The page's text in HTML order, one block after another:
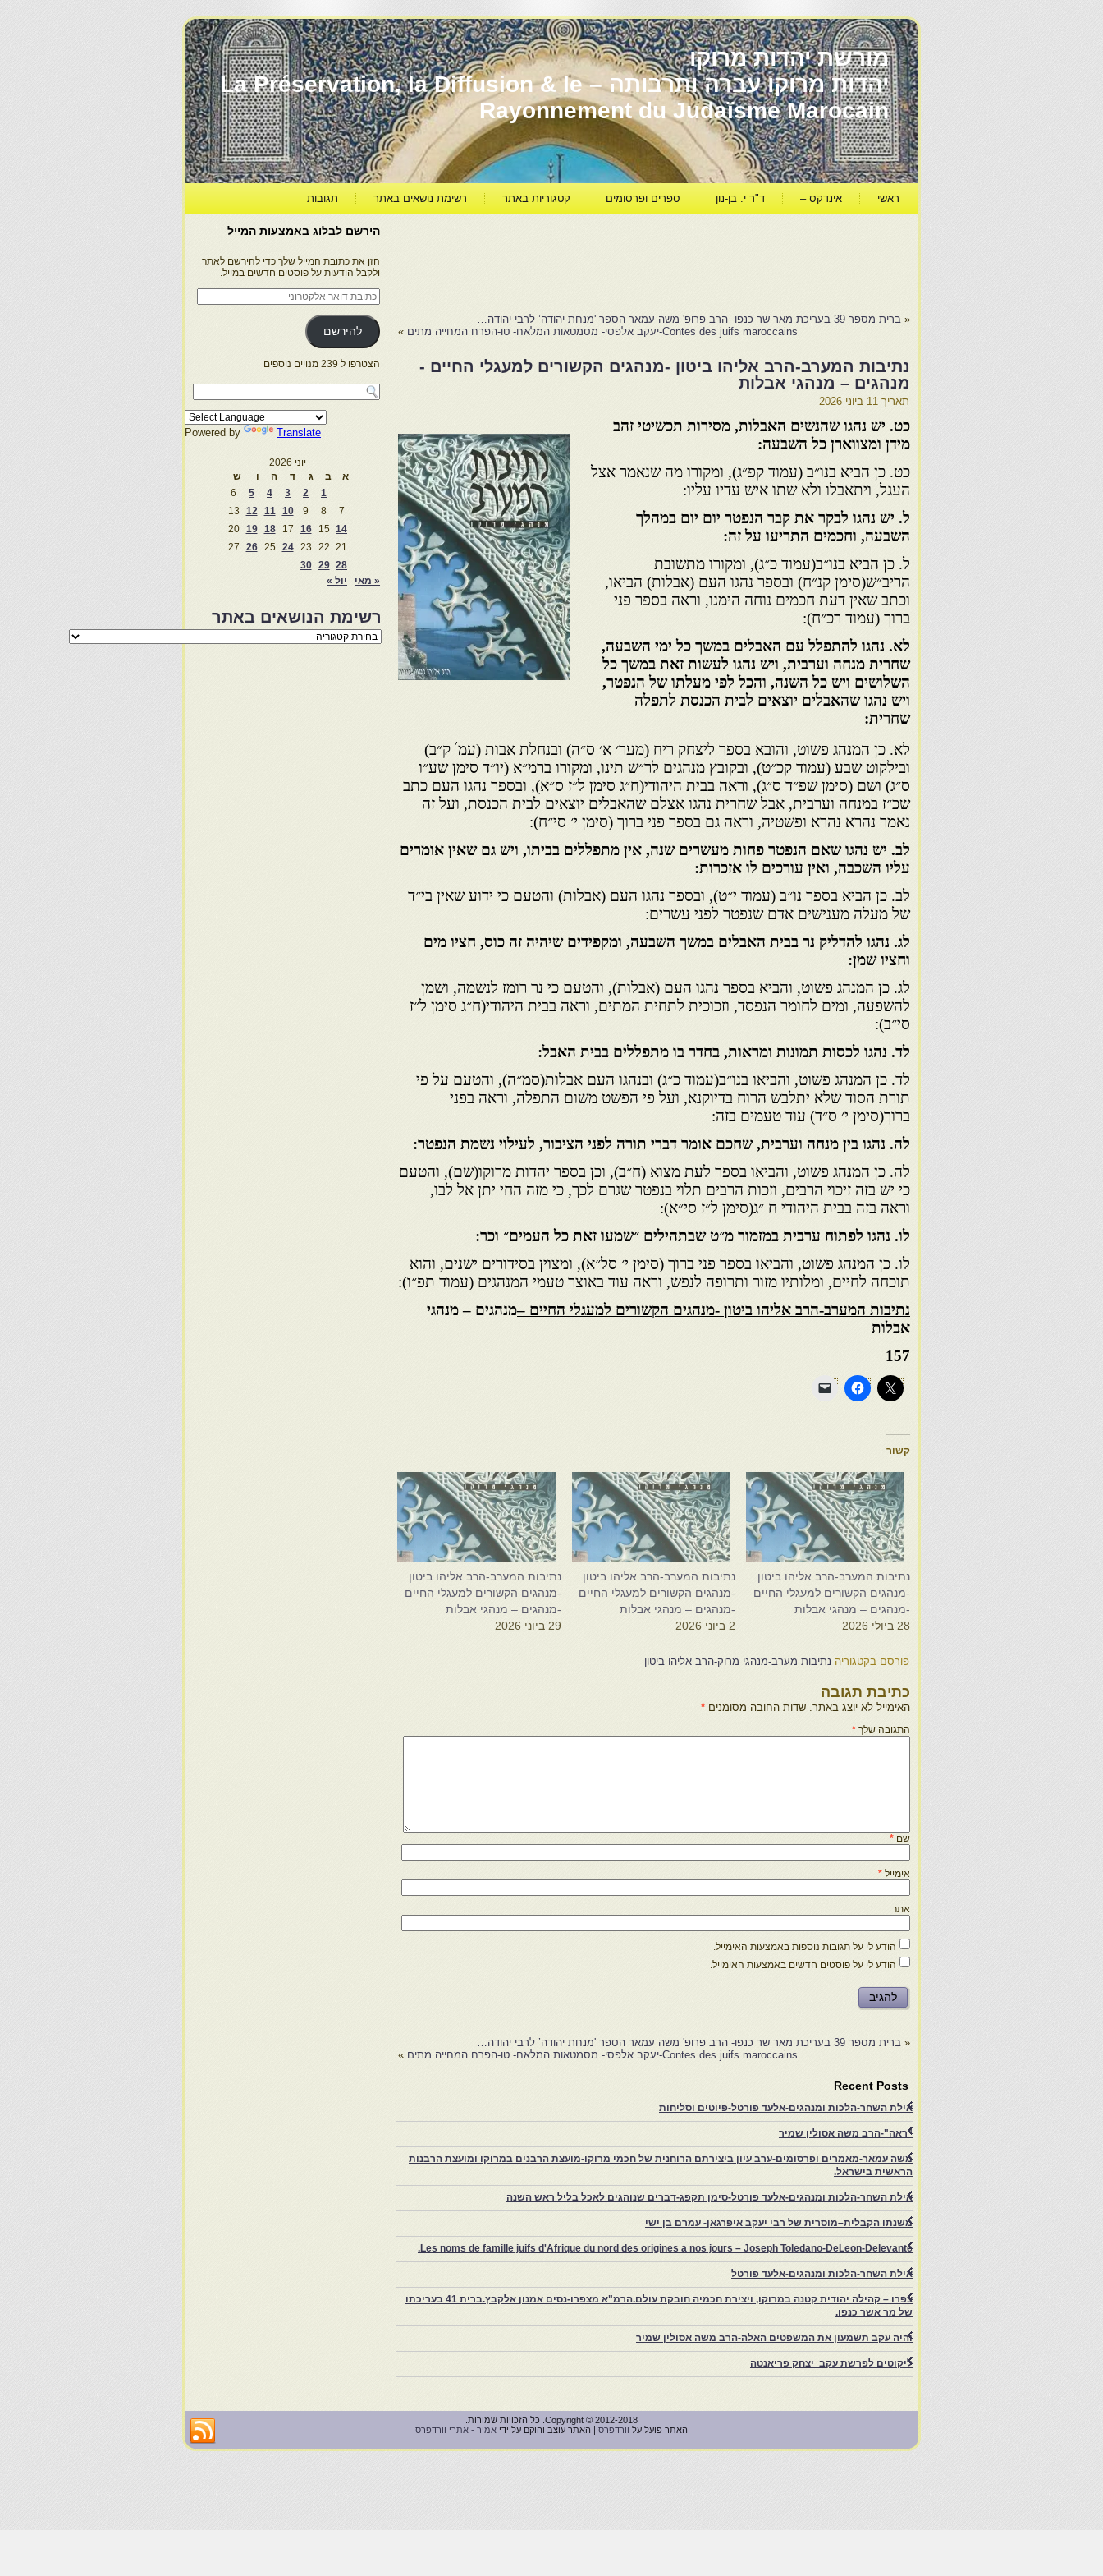
מורשת יהדות מרוקו
יהדות מרוקו עברה ותרבותה – La Préservation, la Diffusion & le
Rayonnement du Judaïsme Marocain
ראשי אינדקס – ד"ר י. בן-נון ספרים ופרסומים קטגוריות באתר רשימת נושאים באתר תגובות
« ברית מספר 39 בעריכת מאר שר כנפו- הרב פרופ' משה עמאר הספר 'מנחת יהודה’ לרבי יהודה…
Contes des juifs maroccains-יעקב אלפסי- מסמטאות המלאח- טו-הפרח המחייה מתים
»
נתיבות המערב-הרב אליהו ביטון -מנהגים הקשורים למעגלי החיים -
מנהגים – מנהגי אבלות
תאריך 11 ביוני 2026
כט. יש נהגו שהנשים האבלות, מסירות תכשיטי זהב
מידן ומצווארן כל השבעה:
כט. כן הביא בנו״ב (עמוד קפ״ג), ומקורו מה שנאמר אצל
העגל, ויתאבלו ולא שתו איש עדיו עליו:
ל. יש נהגו לבקר את קבר הנפטר יום יום במהלך
השבעה, וחכמים התריעו על זה:
ל. כן הביא בנו״ב(עמוד כ״ג), ומקורו מתשובת
הריב״ש(סימן קנ״ח) ובספר נהגו העם (אבלות) הביאו,
וכתב שאין דעת חכמים נוחה הימנו, וראה בספר פני
ברוך (עמוד רכ״ח):
לא. נהגו להתפלל עם האבלים במשך כל ימי השבעה,
שחרית מנחה וערבית, ויש נהגו לעשות זאת במשך כל
השלושים ויש כל השנה, והכל לפי מעלתו של הנפטר,
ויש נהגו שהאבלים יוצאים לבית הכנסת לתפלה
שחרית:
לא. כן המנהג פשוט, והובא בספר ליצחק ריח (מער׳ א׳ ס״ה) ובנחלת אבות (עמ׳ ק״ב)
ובילקוט שבע (עמוד קכ״ט), ובקובץ מנהגים לר״ש תינו, ומקורו ברמ״א (יו״ד סימן שע״ו
ס״ג) ושם (סימן שפ״ד ס״ג), וראה בבית היהודי(ח״ג סימן ל״ז ס״א), ובספר נהגו העם כתב
שכ״ז במנחה וערבית, אבל שחרית נהגו אצלם שהאבלים יוצאים לבית הכנסת, ועל זה
נאמר נהרא נהרא ופשטיה, וראה גם בספר פני ברוך (סימן י׳ סי״ח):
לב. יש נהגו שאם הנפטר פחות מעשרים שנה, אין מתפללים בביתו, ויש גם שאין אומרים
עליו השכבה, ואין עורכים לו אזכרות:
לב. כן הביא בספר נו״ב (עמוד י״ט), ובספר נהגו העם (אבלות) והטעם כי ידוע שאין בי״ד
של מעלה מענישים אדם שנפטר לפני עשרים:
לג. נהגו להדליק נר בבית האבלים במשך השבעה, ומקפידים שיהיה זה כוס, חציו מים
וחציו שמן:
לג. כן המנהג פשוט, והביא בספר נהגו העם (אבלות), והטעם כי נר רומז לנשמה, ושמן
להשפעה, ומים לחומר הנפסד, וזכוכית לתחית המתים, וראה בבית היהודי(ח״ג סימן ל״ז
סי״ב):
לד. נהגו לכסות תמונות ומראות, בחדר בו מתפללים בבית האבל:
לד. כן המנהג פשוט, והביאו בנו״ב(עמוד כ״ג) ובנהגו העם אבלות(סמ״ה), והטעם על פי
תורת הסוד שלא יתלבש הרוח בדיוקנא, ועל פי הפשט משום התפלה, וראה בפני
ברוך(סימן י׳ ס״ד) עוד טעמים בזה:
לה. נהגו בין מנחה וערבית, שחכם אומר דברי תורה לפני הציבור, לעילוי נשמת הנפטר:
לה. כן המנהג פשוט, והביאו בספר לעת מצוא (ח״ב), וכן בספר יהדות מרוקו(שם), והטעם
כי יש בזה זיכוי הרבים, וזכות הרבים תלוי בנפטר שגרם לכך, כי מזה החי יתן אל לבו,
וראה בזה בבית היהודי ח ״ג(סימן ל״ז סי״א):
לו. נהגו לפתוח ערבית במזמור מ״ט שבתהילים ״שמעו זאת כל העמים״ וכר:
לו. כן המנהג פשוט, והביאו בספר פני ברוך (סימן י׳ סל״א), ומצוין בסידורים ישנים, והוא
תוכחה לחיים, ומלותיו מזור ותרופה לנפש, וראה עוד באוצר טעמי המנהגים (עמוד תפ״ו):
נתיבות המערב-הרב אליהו ביטון -מנהגים הקשורים למעגלי החיים –מנהגים – מנהגי
אבלות
157
קשור
נתיבות המערב-הרב אליהו ביטון
-מנהגים הקשורים למעגלי החיים
-מנהגים – מנהגי אבלות
28 ביולי 2026
נתיבות המערב-הרב אליהו ביטון
-מנהגים הקשורים למעגלי החיים
-מנהגים – מנהגי אבלות
2 ביוני 2026
נתיבות המערב-הרב אליהו ביטון
-מנהגים הקשורים למעגלי החיים
-מנהגים – מנהגי אבלות
29 ביוני 2026
פורסם בקטגוריה נתיבות מערב-מנהגי מרוק-הרב אליהו ביטון
כתיבת תגובה
האימייל לא יוצג באתר. שדות החובה מסומנים *
התגובה שלך *
שם *
אימייל *
אתר
הודע לי על תגובות נוספות באמצעות האימייל.
הודע לי על פוסטים חדשים באמצעות האימייל.
« ברית מספר 39 בעריכת מאר שר כנפו- הרב פרופ' משה עמאר הספר 'מנחת יהודה’ לרבי יהודה…
Contes des juifs maroccains-יעקב אלפסי- מסמטאות המלאח- טו-הפרח המחייה מתים
»
Recent Posts
אילת השחר-הלכות ומנהגים-אלעד פורטל-פיוטים וסליחות
"ראה"-הרב משה אסולין שמיר
משה עמאר-מאמרים ופרסומים-ערב עיון ביצירתם הרוחנית של חכמי מרוקו-מועצת הרבנים במרוקו ומועצת הרבנות
הראשית בישראל.
אילת השחר-הלכות ומנהגים-אלעד פורטל-סימן תקפג-דברים שנוהגים לאכל בליל ראש השנה
משנתו הקבלית–מוסרית של רבי יעקב איפרגאן- עמרם בן ישי
Les noms de famille juifs d'Afrique du nord des origines a nos jours – Joseph Toledano-DeLeon-Delevante.
אילת השחר-הלכות ומנהגים-אלעד פורטל
צפרו – קהילה יהודית קטנה במרוקו, ויצירת חכמיה חובקת עולם.הרמ"א מצפרו-נסים אמנון אלקבץ.ברית 41 בעריכתו
של מר אשר כנפו.
והיה עקב תשמעון את המשפטים האלה-הרב משה אסולין שמיר
ליקוטים לפרשת עקב יצחק פריאנטה
הירשם לבלוג באמצעות המייל
הזן את כתובת המייל שלך כדי להירשם לאתר
ולקבל הודעות על פוסטים חדשים במייל.
כתובת
דואר
אלקטרוני
להירשם
הצטרפו ל 239 מנויים נוספים
Powered by Translate
יוני 2026
א
ב ג ד ה ו
ש
1
2
3
4
5
6
7
8
9
10
11
12
13
14
15
16
17
18
19
20
21
22
23
24
25
26
27
28
29
30
« מאי
יול »
רשימת הנושאים באתר
רשימת
הנושאים
Copyright © 2012-2018. כל הזכויות שמורות.
האתר פועל על וורדפרס | האתר עוצב והוקם על ידי אמיר - אתרי וורדפרס